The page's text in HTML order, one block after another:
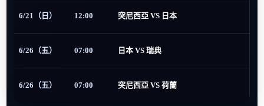
6/21（日） 12:00 突尼西亞 VS 日本
6/26（五） 07:00 日本 VS 瑞典
6/26（五） 07:00 突尼西亞 VS 荷蘭